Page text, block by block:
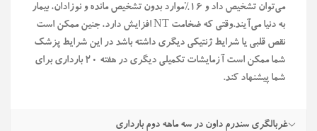
می‌توان تشخیص داد و ۱۶%موارد بدون تشخیص مانده و نوزادان، بیمار
به دنیا می‌آیند.وقتی که ضخامت NT افزایش دارد، جنین ممکن است
نقص قلبی یا شرایط ژنتیکی دیگری داشته باشد در این شرایط پزشک
شما ممکن است آزمایشات تکمیلی دیگری در هفته ۲۰ بارداری برای
شما پیشنهاد کند.
غربالگری سندرم داون در سه ماهه دوم بارداری